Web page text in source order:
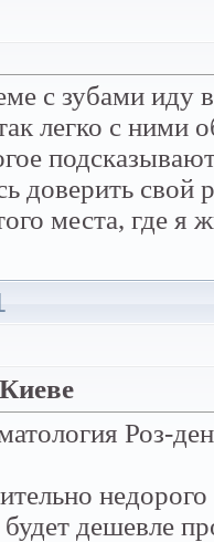
с зубами иду
легко с ними
доверить свой
места, где я
Роз-
дешевле